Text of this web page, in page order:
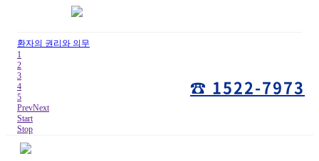
환자의 권리와 의무
1
2
3
4
5
PrevNext
Start
Stop
☎ 1522-7973